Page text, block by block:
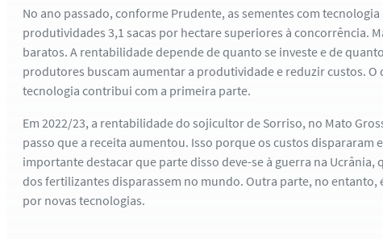
No ano passado, conforme Prudente, as sementes com
produtividades 3,1 sacas por hectare superiores à concorrência.
baratos. A rentabilidade depende de quanto se investe e de
produtores buscam aumentar a produtividade e reduzir custos. O
tecnologia contribui com a primeira parte.
Em 2022/23, a rentabilidade do sojicultor de Sorriso, no Mato
passo que a receita aumentou. Isso porque os custos dispararam
importante destacar que parte disso deve-se à guerra na Ucrânia,
dos fertilizantes disparassem no mundo. Outra parte, no entanto,
por novas tecnologias.